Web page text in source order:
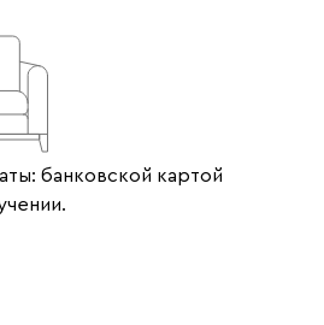
банковской картой